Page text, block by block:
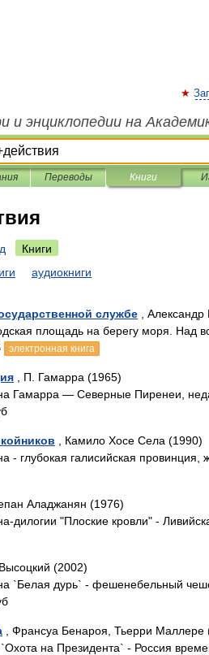
и энциклопедии на
Переводы Книги
Книги
аудиокниги
службе ,
площадь на берегу моря. Над
электронная книга
, П. Гамарра (1965)
Гамарра — Северные Пиренеи,
, Камило Хосе Села (1990)
- глубокая галисийская провинция,
Аладжанян (1976)
дилогии "Плоские кровли" -
(2002)
`Белая дурь` - фешенебельный
, Франсуа Бенароя, Тьерри Маллере
`Охота на Президента` - Россия